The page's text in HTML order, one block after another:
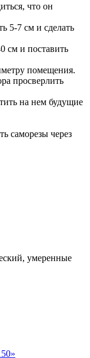
что он
5-7 см и сделать
см и поставить
помещения.
просверлить
на нем будущие
саморезы через
умеренные